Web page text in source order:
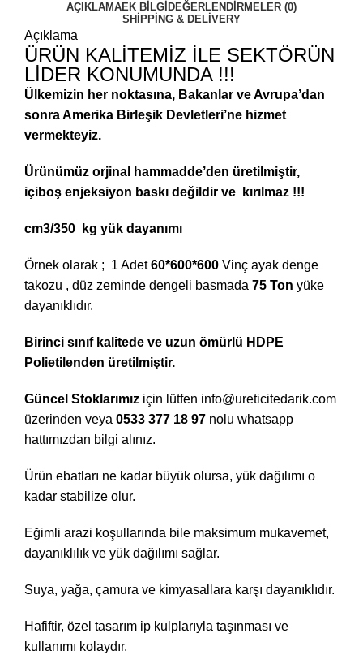
AÇIKLAMAEK BILGI DEĞERLENDIRMELER (0)
SHIPPING & DELIVERY
Açıklama
ÜRÜN KALİTEMİZ İLE SEKTÖRÜN
LİDER KONUMUNDA !!!
Ülkemizin her noktasına, Bakanlar ve Avrupa’dan
sonra Amerika Birleşik Devletleri’ne hizmet
vermekteyiz.
Ürünümüz orjinal hammadde’den üretilmiştir,
içiboş enjeksiyon baskı değildir ve kırılmaz !!!
cm3/350 kg yük dayanımı
Örnek olarak ; 1 Adet60*600*600 Vinç ayak denge
takozu , düz zeminde dengeli basmada 75 Ton yüke
dayanıklıdır.
Birinci sınıf kalitede ve uzun ömürlü HDPE
Polietilenden üretilmiştir.
Güncel Stoklarımız için lütfen info@ureticitedarik.com
üzerinden veya 0533 377 18 97 nolu whatsapp
hattımızdan bilgi alınız.
Ürün ebatları ne kadar büyük olursa, yük dağılımı o
kadar stabilize olur.
Eğimli arazi koşullarında bile maksimum mukavemet,
dayanıklılık ve yük dağılımı sağlar.
Suya, yağa, çamura ve kimyasallara karşı dayanıklıdır.
Hafiftir, özel tasarım ip kulplarıyla taşınması ve
kullanımı kolaydır.